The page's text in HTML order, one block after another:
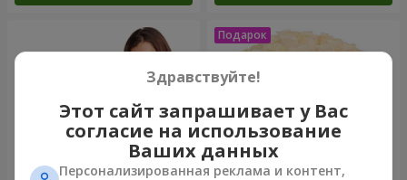
Здравствуйте!
Этот сайт запрашивает у Вас
согласие на использование
Ваших данных
Персонализированная реклама и контент,